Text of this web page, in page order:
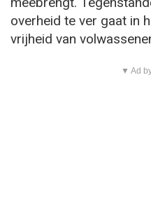
overheid te ver gaat in
vrijheid van
▼ Ad